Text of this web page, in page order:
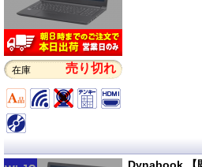
在庫 売り切れ